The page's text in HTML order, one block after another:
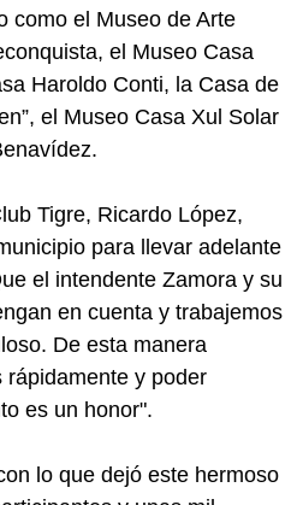
como el Museo de Arte
el Museo Casa
Haroldo Conti, la Casa de
el Museo Casa Xul Solar
Tigre, Ricardo López,
para llevar adelante
el intendente Zamora y su
en cuenta y trabajemos
De esta manera
rápidamente y poder
es un honor".
lo que dejó este hermoso